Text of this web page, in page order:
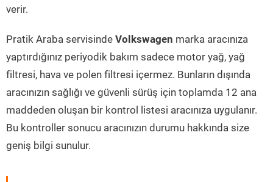
verir.
Pratik Araba servisinde Volkswagen marka aracınıza
yaptırdığınız periyodik bakım sadece motor yağ, yağ
filtresi, hava ve polen filtresi içermez. Bunların dışında
aracınızın sağlığı ve güvenli sürüş için toplamda 12 ana
maddeden oluşan bir kontrol listesi aracınıza uygulanır.
Bu kontroller sonucu aracınızın durumu hakkında size
geniş bilgi sunulur.